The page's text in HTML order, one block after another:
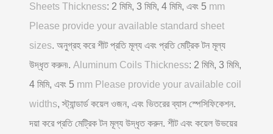
Sheets Thickness: 2 মিমি, 3 মিমি, 4 মিমি, এবং 5 mm
Please provide your available standard sheet
sizes. অনুগ্রহ করে শীট প্রতি মূল্য এবং প্রতি মেট্রিক টন মূল্য
উদ্ধৃত করুন৷. Aluminum Coils Thickness: 2 মিমি, 3 মিমি,
4 মিমি, এবং 5 mm Please provide your available coil
widths, স্ট্যান্ডার্ড কয়েল ওজন, এবং ভিতরের ব্যাস স্পেসিফিকেশন.
দয়া করে প্রতি মেট্রিক টন মূল্য উদ্ধৃত করুন. শীট এবং কয়েল উভয়ের